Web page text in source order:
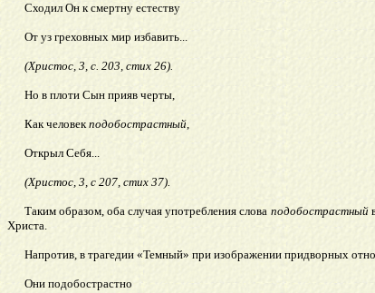
Сходил Он ксмертну естеству
От уз греховных мир избавить...
(Христос, 3, с. 203, стих 26).
Но в плоти Сын прияв черты,
Как человекподобострастный,
Открыл Себя...
(Христос, 3, с 207, стих 37).
Таким образом, оба случая употребления слова подобострастный
Христа.
Напротив, в трагедии «Темный» при изображении придворных
Они подобострастно